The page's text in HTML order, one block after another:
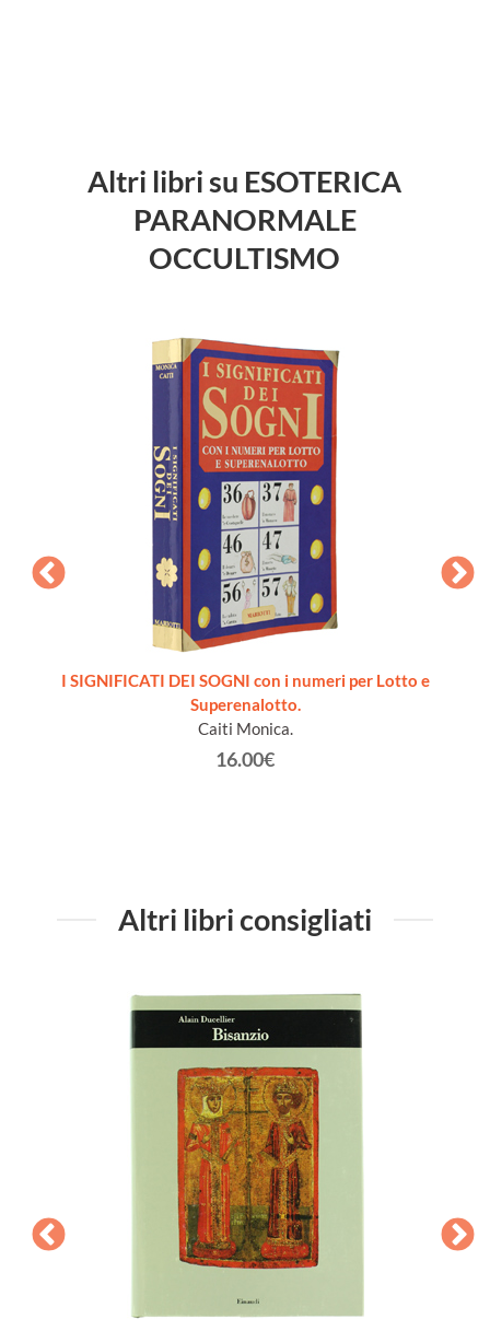
Altri libri su ESOTERICA
PARANORMALE
OCCULTISMO
I SIGNIFICATI DEI SOGNI con i numeri per Lotto e
Superenalotto.
Caiti Monica.
16.00€
Altri libri consigliati